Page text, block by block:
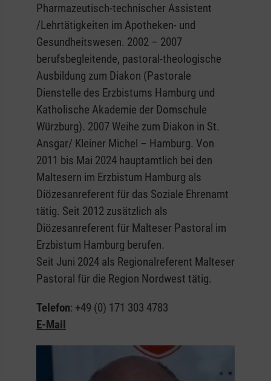
Pharmazeutisch-technischer Assistent
/Lehrtätigkeiten im Apotheken- und
Gesundheitswesen. 2002 – 2007
berufsbegleitende, pastoral-theologische
Ausbildung zum Diakon (Pastorale
Dienstelle des Erzbistums Hamburg und
Katholische Akademie der Domschule
Würzburg). 2007 Weihe zum Diakon in St.
Ansgar/ Kleiner Michel – Hamburg. Von
2011 bis Mai 2024 hauptamtlich bei den
Maltesern im Erzbistum Hamburg als
Diözesanreferent für das Soziale Ehrenamt
tätig. Seit 2012 zusätzlich als
Diözesanreferent für Malteser Pastoral im
Erzbistum Hamburg berufen.
Seit Juni 2024 als Regionalreferent Malteser
Pastoral für die Region Nordwest tätig.
Telefon: +49 (0) 171 303 4783
E-Mail